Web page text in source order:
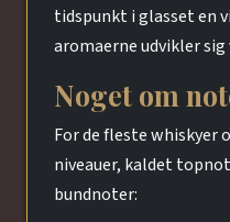
tidspunkt i glasset en
aromaerne udvikler sig
Noget om
For de fleste
niveauer, kaldet
bundnoter: